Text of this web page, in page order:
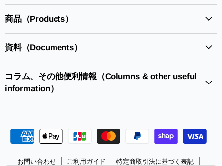
見
つ
く
い
見
つ
く
い
商品（Products）
資料（Documents）
コラム、その他便利情報（Columns & other useful
information）
お問い合わせ ご利用ガイド 特定商取引法に基づく表記